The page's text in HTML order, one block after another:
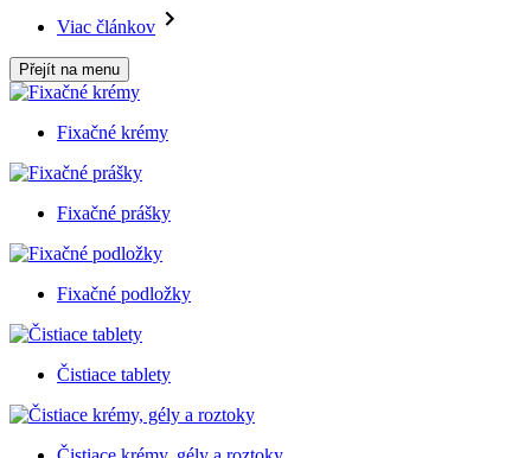
Viac článkov
Přejít na menu
Fixačné krémy
Fixačné prášky
Fixačné podložky
Čistiace tablety